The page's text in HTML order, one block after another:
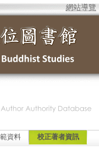
網站導覽
資料 校正著者資訊